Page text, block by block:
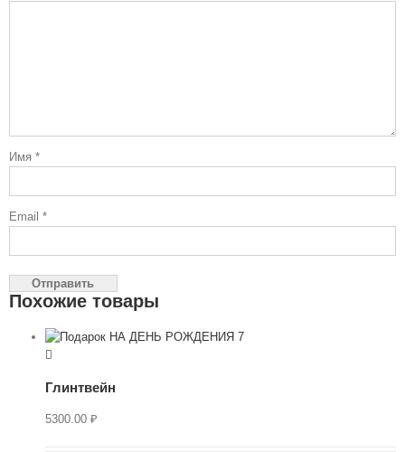
Имя *
Email *
Похожие товары
Глинтвейн
5300.00 ₽